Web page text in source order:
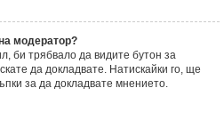
модератор?
би трябвало да видите бутон за
да докладвате. Натискайки го, ще
за да докладвате мнението.